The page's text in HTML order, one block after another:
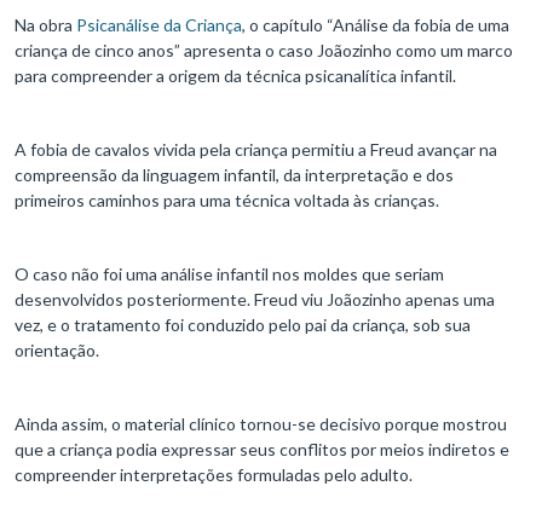
Na obra Psicanálise da Criança, o capítulo “Análise da fobia de uma
criança de cinco anos” apresenta o caso Joãozinho como um marco
para compreender a origem da técnica psicanalítica infantil.
A fobia de cavalos vivida pela criança permitiu a Freud avançar na
compreensão da linguagem infantil, da interpretação e dos
primeiros caminhos para uma técnica voltada às crianças.
O caso não foi uma análise infantil nos moldes que seriam
desenvolvidos posteriormente. Freud viu Joãozinho apenas uma
vez, e o tratamento foi conduzido pelo pai da criança, sob sua
orientação.
Ainda assim, o material clínico tornou-se decisivo porque mostrou
que a criança podia expressar seus conflitos por meios indiretos e
compreender interpretações formuladas pelo adulto.